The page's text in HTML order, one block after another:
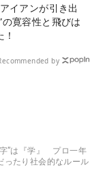
イアンが引き出
の寛容性と飛びは
by
”は『学』 プロ一年
ったり社会的なルール